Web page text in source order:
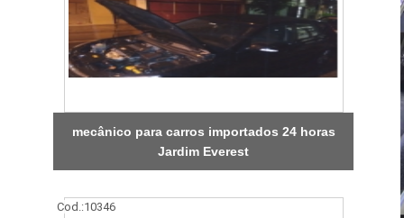
mecânico para carros importados 24 horas
Jardim Everest
Cod.:10346